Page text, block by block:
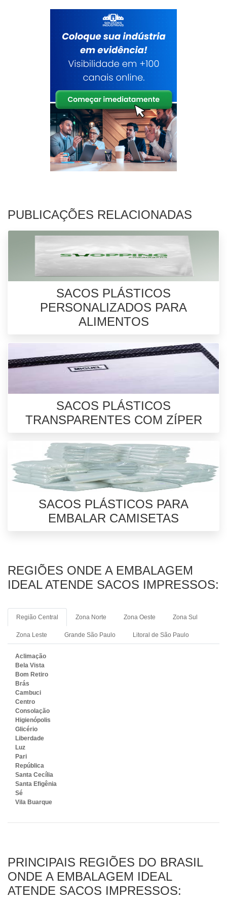
PUBLICAÇÕES RELACIONADAS
SACOS PLÁSTICOS
PERSONALIZADOS PARA
ALIMENTOS
SACOS PLÁSTICOS
TRANSPARENTES COM ZÍPER
SACOS PLÁSTICOS PARA
EMBALAR CAMISETAS
REGIÕES ONDE A EMBALAGEM
IDEAL ATENDE SACOS IMPRESSOS:
Região Central Zona Norte Zona Oeste Zona Sul
Zona Leste Grande São Paulo Litoral de São Paulo
Aclimação
Bela Vista
Bom Retiro
Brás
Cambuci
Centro
Consolação
Higienópolis
Glicério
Liberdade
Luz
Pari
República
Santa Cecília
Santa Efigênia
Sé
Vila Buarque
PRINCIPAIS REGIÕES DO BRASIL
ONDE A EMBALAGEM IDEAL
ATENDE SACOS IMPRESSOS: